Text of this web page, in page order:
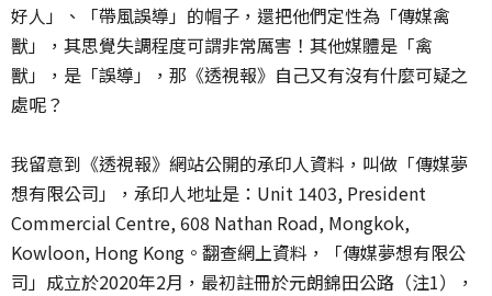
好人」、「帶風誤導」的帽子，還把他們定性為「傳媒禽
獸」，其思覺失調程度可謂非常厲害！其他媒體是「禽
獸」，是「誤導」，那《透視報》自己又有沒有什麼可疑之
處呢？
我留意到《透視報》網站公開的承印人資料，叫做「傳媒夢
想有限公司」，承印人地址是：Unit 1403, President
Commercial Centre, 608 Nathan Road, Mongkok,
Kowloon, Hong Kong。翻查網上資料，「傳媒夢想有限公
司」成立於2020年2月，最初註冊於元朗錦田公路（注1），